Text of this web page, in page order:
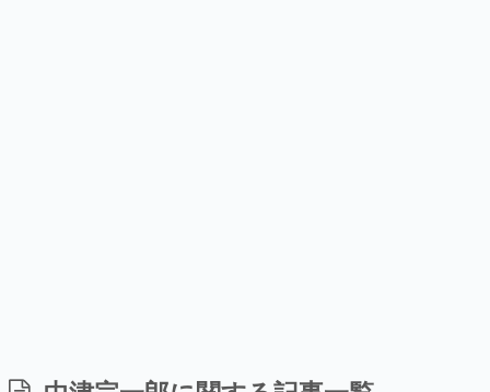
日本のモバイルゲーム史における主要なトピック・タイト